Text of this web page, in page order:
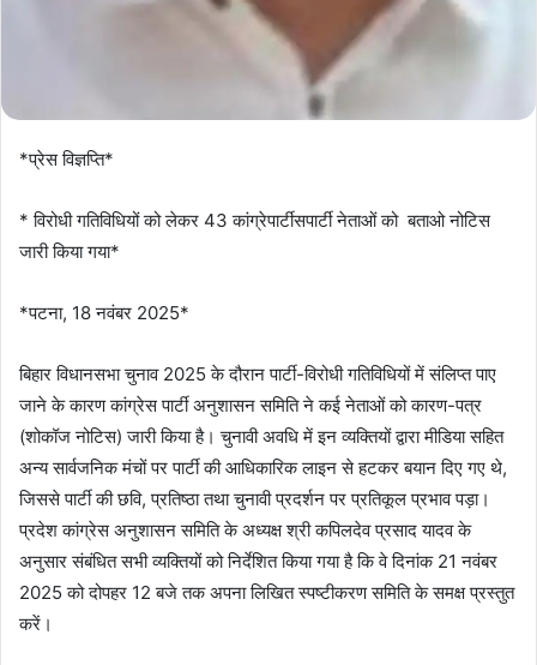
*प्रेस विज्ञप्ति*
* विरोधी गतिविधियों को लेकर 43 कांग्रेपार्टीसपार्टी नेताओं को बताओ नोटिस
जारी किया गया*
*पटना, 18 नवंबर 2025*
बिहार विधानसभा चुनाव 2025 के दौरान पार्टी-विरोधी गतिविधियों में संलिप्त पाए
जाने के कारण कांग्रेस पार्टी अनुशासन समिति ने कई नेताओं को कारण-पत्र
(शोकॉज नोटिस) जारी किया है। चुनावी अवधि में इन व्यक्तियों द्वारा मीडिया सहित
अन्य सार्वजनिक मंचों पर पार्टी की आधिकारिक लाइन से हटकर बयान दिए गए थे,
जिससे पार्टी की छवि, प्रतिष्ठा तथा चुनावी प्रदर्शन पर प्रतिकूल प्रभाव पड़ा।
प्रदेश कांग्रेस अनुशासन समिति के अध्यक्ष श्री कपिलदेव प्रसाद यादव के
अनुसार संबंधित सभी व्यक्तियों को निर्देशित किया गया है कि वे दिनांक 21 नवंबर
2025 को दोपहर 12 बजे तक अपना लिखित स्पष्टीकरण समिति के समक्ष प्रस्तुत
करें।